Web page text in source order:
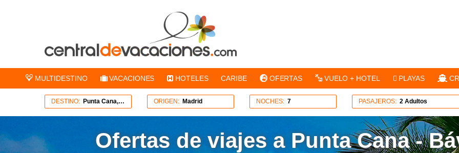
MULTIDESTINO VACACIONES HOTELES CARIBE OFERTAS VUELO + HOTEL PLAYAS
DESTINO: Punta Cana, Bávaro, Miches ORIGEN: Madrid NOCHES: 7 PASAJEROS: 2 Adultos
Ofertas de viajes a Punta Cana -